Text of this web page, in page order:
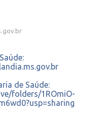
de Saúde:
folders/1ROmiO-